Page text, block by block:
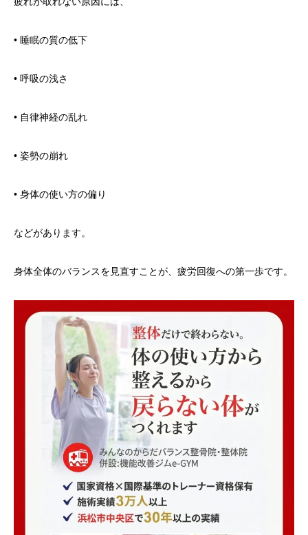
• 睡眠の質の低下
• 呼吸の浅さ
• 自律神経の乱れ
• 姿勢の崩れ
• 身体の使い方の偏り
などがあります。
身体全体のバランスを見直すことが、疲労回復への第一歩です。